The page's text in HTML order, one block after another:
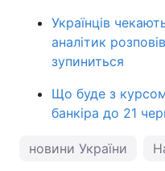
Українців
аналітик
зупиниться
Що буде з курсом
банкіра до 21
новини України